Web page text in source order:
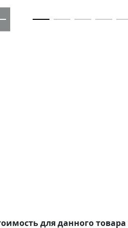
для данного